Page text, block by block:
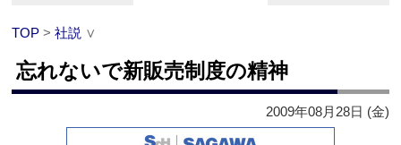
TOP >社説 ∨
忘れないで新販売制度の精神
2009年08月28日 (金)